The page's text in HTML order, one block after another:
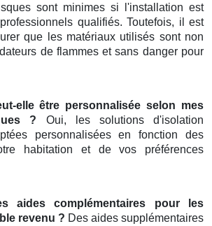
sont minimes si l'installation est
qualifiés. Toutefois, il est
que les matériaux utilisés sont non
de flammes et sans danger pour
elle être personnalisée selon mes
? Oui, les solutions d'isolation
personnalisées en fonction des
habitation et de vos préférences
aides complémentaires pour les
revenu ? Des aides supplémentaires